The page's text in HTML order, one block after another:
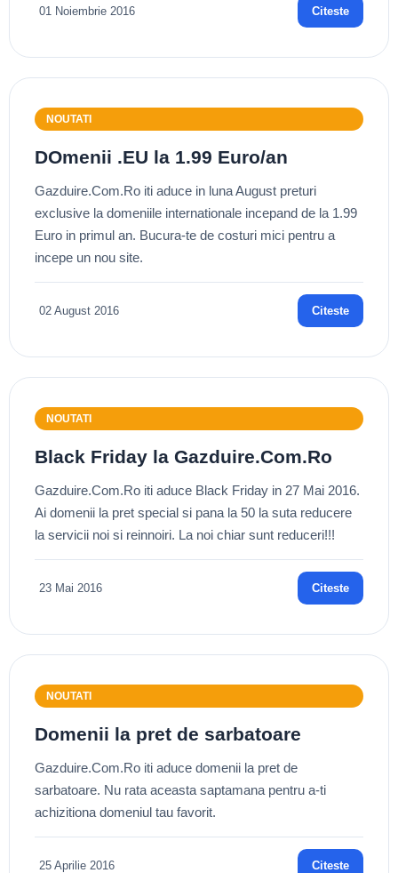
01 Noiembrie 2016 Citeste
NOUTATI
DOmenii .EU la 1.99 Euro/an
Gazduire.Com.Ro iti aduce in luna August preturi
exclusive la domeniile internationale incepand de la 1.99
Euro in primul an. Bucura-te de costuri mici pentru a
incepe un nou site.
02 August 2016 Citeste
NOUTATI
Black Friday la Gazduire.Com.Ro
Gazduire.Com.Ro iti aduce Black Friday in 27 Mai 2016.
Ai domenii la pret special si pana la 50 la suta reducere
la servicii noi si reinnoiri. La noi chiar sunt reduceri!!!
23 Mai 2016 Citeste
NOUTATI
Domenii la pret de sarbatoare
Gazduire.Com.Ro iti aduce domenii la pret de
sarbatoare. Nu rata aceasta saptamana pentru a-ti
achizitiona domeniul tau favorit.
25 Aprilie 2016 Citeste